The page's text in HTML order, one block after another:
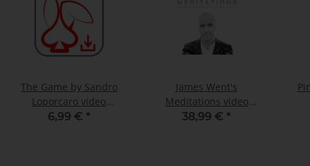
The Game by Sandro
Loporcaro video
DOWNLOAD
6,99 € *
James Went's
Meditations video
DOWNLOAD
38,99 € *